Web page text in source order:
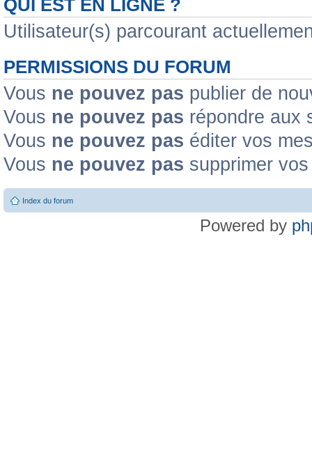
QUI EST EN LIGNE ?
Utilisateur(s) parcourant
PERMISSIONS DU FORUM
Vous ne pouvez pas publier de
Vous ne pouvez pas répondre aux
Vous ne pouvez pas éditer vos
Vous ne pouvez pas supprimer
Index du forum
Powered by